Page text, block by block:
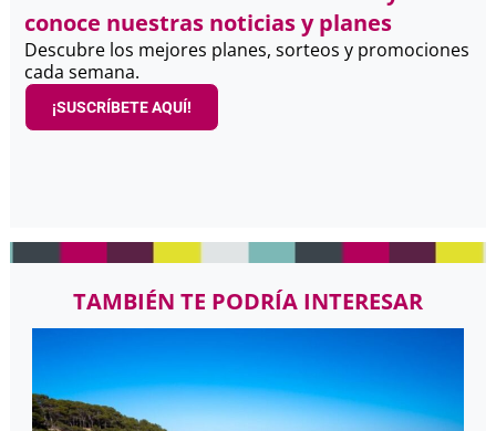
conoce nuestras noticias y planes
Descubre los mejores planes, sorteos y promociones
cada semana.
¡SUSCRÍBETE AQUÍ!
TAMBIÉN TE PODRÍA INTERESAR